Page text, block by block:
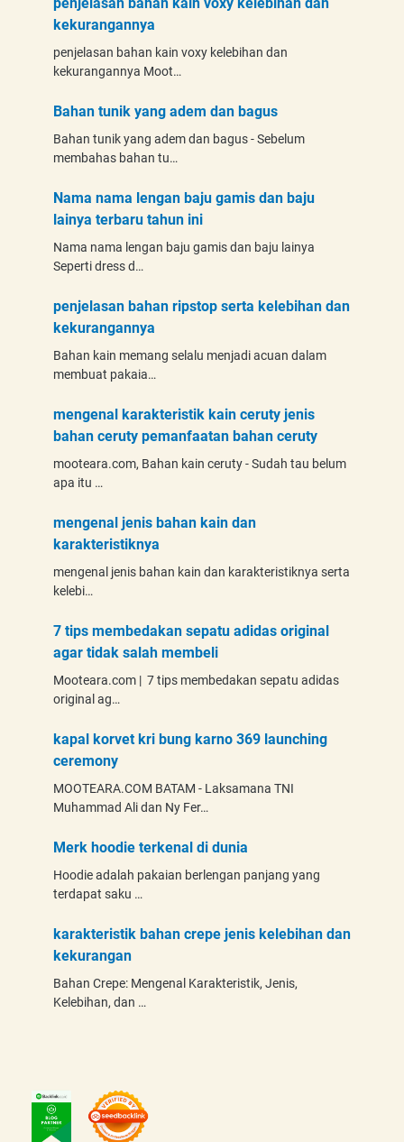
kekurangannya
penjelasan bahan kain voxy kelebihan dan
kekurangannya Moot…
Bahan tunik yang adem dan bagus
Bahan tunik yang adem dan bagus - Sebelum
membahas bahan tu…
Nama nama lengan baju gamis dan baju
lainya terbaru tahun ini
Nama nama lengan baju gamis dan baju lainya
Seperti dress d…
penjelasan bahan ripstop serta kelebihan dan
kekurangannya
Bahan kain memang selalu menjadi acuan dalam
membuat pakaia…
mengenal karakteristik kain ceruty jenis
bahan ceruty pemanfaatan bahan ceruty
mooteara.com, Bahan kain ceruty - Sudah tau belum
apa itu …
mengenal jenis bahan kain dan
karakteristiknya
mengenal jenis bahan kain dan karakteristiknya serta
kelebi…
7 tips membedakan sepatu adidas original
agar tidak salah membeli
Mooteara.com | 7 tips membedakan sepatu adidas
original ag…
kapal korvet kri bung karno 369 launching
ceremony
MOOTEARA.COM BATAM - Laksamana TNI
Muhammad Ali dan Ny Fer…
Merk hoodie terkenal di dunia
Hoodie adalah pakaian berlengan panjang yang
terdapat saku …
karakteristik bahan crepe jenis kelebihan dan
kekurangan
Bahan Crepe: Mengenal Karakteristik, Jenis,
Kelebihan, dan …